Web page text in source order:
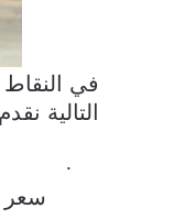
في النقاط
التالية
·
سعر